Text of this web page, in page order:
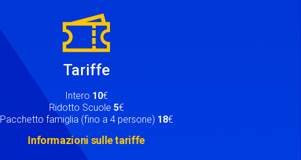
Tariffe
Intero 10€
Ridotto Scuole 5€
Pacchetto famiglia (fino a 4 persone) 18€
Informazioni sulle tariffe